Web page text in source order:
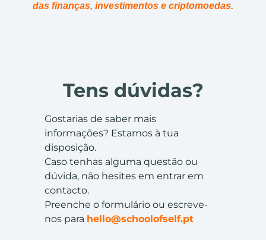
das finanças, investimentos e criptomoedas.
Tens dúvidas?
Gostarias de saber mais
informações? Estamos à tua
disposição.
Caso tenhas alguma questão ou
dúvida, não hesites em entrar em
contacto.
Preenche o formulário ou escreve-
nos para hello@schoolofself.pt